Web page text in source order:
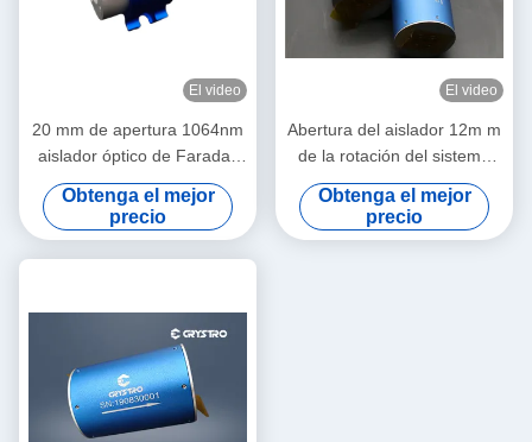
El video
20 mm de apertura 1064nm
aislador óptico de Faraday
de alta potencia
Obtenga el mejor
precio
El video
Abertura del aislador 12m m
de la rotación del sistema
Faraday del SGS OCT
Obtenga el mejor
precio